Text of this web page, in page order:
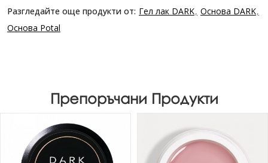
Разгледайте още продукти от: Гел лак DARK Основа DARK
Основа Potal
Препоръчани Продукти